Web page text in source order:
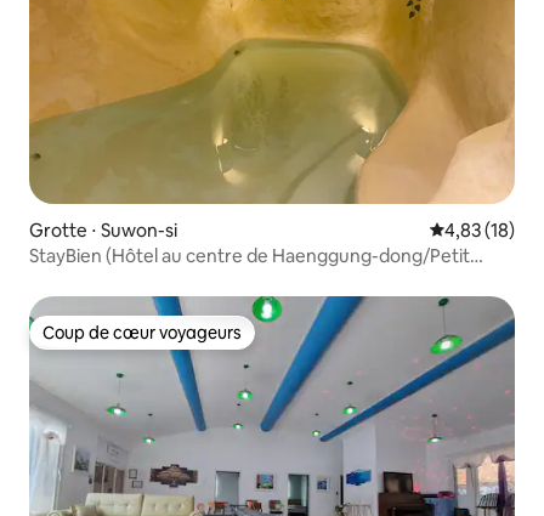
Grotte ⋅ Suwon-si Évaluation
4,83 (18)
StayBien (Hôtel au centre de Haenggung-dong/Petit
supplémentaires/2 chambres, 2 lits)
Coup de cœur voyageurs
Coup de cœur voyageurs